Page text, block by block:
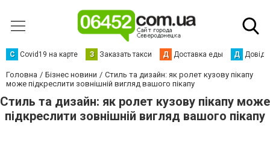
С Сovid19 на карте З Заказать такси Д Доставка еды Д
Головна Бізнес новини
Стиль та дизайн: як ролет кузову пікапу
може підкреслити зовнішній вигляд вашого пікапу
Стиль та дизайн: як ролет кузову пікапу може
підкреслити зовнішній вигляд вашого пікапу